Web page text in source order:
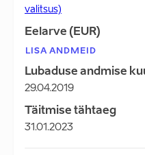
valitsus)
Eelarve (EUR)
LISA ANDMEID
Lubaduse andmise
29.04.2019
Täitmise tähtaeg
31.01.2023